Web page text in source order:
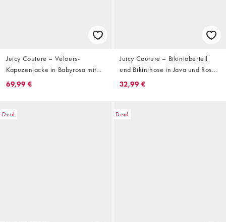
Juicy Couture – Velours-
Kapuzenjacke in Babyrosa mit
Strass-Logo, Kombiteil
69,99 €
Juicy Couture – Bikinioberteil
und Bikinihose in Java und Rosa
gestreift mit Logo
32,99 €
Deal Deal